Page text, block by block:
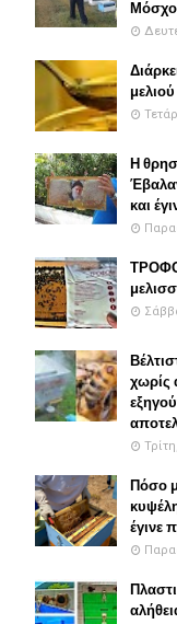
Μόσχο
μελιού
Η
και
χωρίς
Πόσο
έγινε